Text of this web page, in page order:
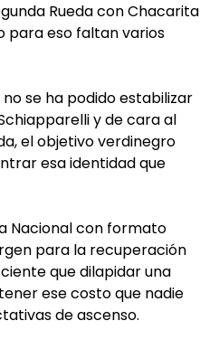
Rueda con Chacarita
para eso faltan varios
se ha podido estabilizar
y de cara al
el objetivo verdinegro
esa identidad que
Nacional con formato
para la recuperación
que dilapidar una
ese costo que nadie
de ascenso.